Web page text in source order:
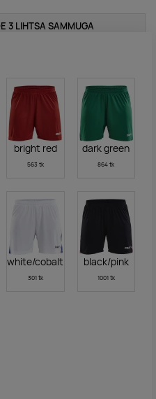
3 LIHTSA SAMMUGA
bright red
563 tk
dark green
864 tk
white/cobalt
301 tk
black/pink
1001 tk